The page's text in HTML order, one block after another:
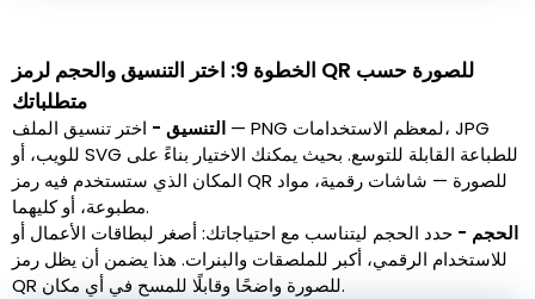
الخطوة 9: اختر التنسيق والحجم لرمز QR للصورة حسب
متطلباتك
التنسيق - اختر تنسيق الملف — PNG لمعظم الاستخدامات، JPG
للويب، أو SVG للطباعة القابلة للتوسع. بحيث يمكنك الاختيار بناءً على
المكان الذي ستستخدم فيه رمز QR للصورة — شاشات رقمية، مواد
مطبوعة، أو كليهما.
الحجم - حدد الحجم ليتناسب مع احتياجاتك: أصغر لبطاقات الأعمال أو
للاستخدام الرقمي، أكبر للملصقات والبنرات. هذا يضمن أن يظل رمز
QR للصورة واضحًا وقابلًا للمسح في أي مكان.